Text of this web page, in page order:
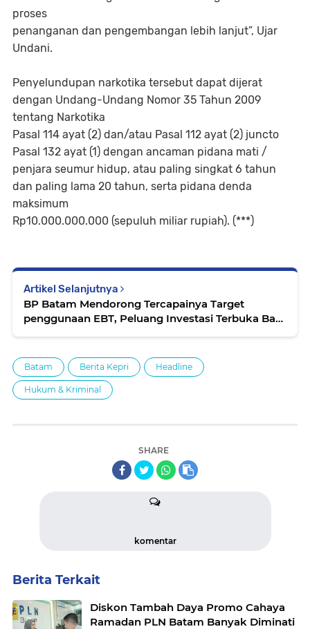
proses
penanganan dan pengembangan lebih lanjut”, Ujar
Undani.
Penyelundupan narkotika tersebut dapat dijerat
dengan Undang-Undang Nomor 35 Tahun 2009
tentang Narkotika
Pasal 114 ayat (2) dan/atau Pasal 112 ayat (2) juncto
Pasal 132 ayat (1) dengan ancaman pidana mati /
penjara seumur hidup, atau paling singkat 6 tahun
dan paling lama 20 tahun, serta pidana denda
maksimum
Rp10.000.000.000 (sepuluh miliar rupiah). (***)
Artikel Selanjutnya
BP Batam Mendorong Tercapainya Target
penggunaan EBT, Peluang Investasi Terbuka Bagi
Batam Berita Kepri Headline
Hukum & Kriminal
SHARE
komentar
Berita Terkait
Diskon Tambah Daya Promo Cahaya
Ramadan PLN Batam Banyak Diminati